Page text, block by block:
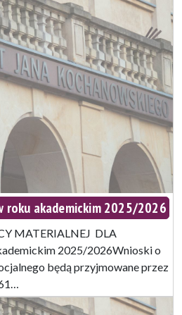
roku akademickim 2025/2026
MATERIALNEJ DLA
2025/2026Wnioski o
będą przyjmowane przez